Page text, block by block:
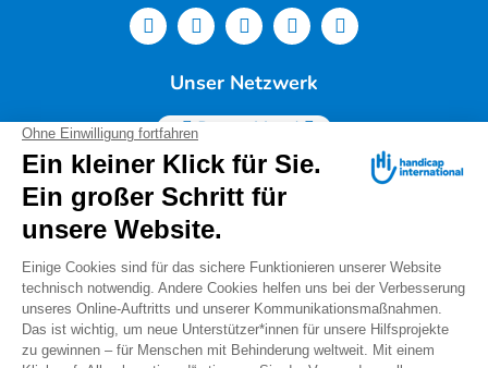
Unser Netzwerk
Deutschland
Handicap International e.V. | Lindwurmstr. 101 | 80337
München |
Tel.: 089/54 76 06 0 |
Spendenservice: Tel.: 089/54 76 06 17 (Mo-Do 9:00 –
14:00 Uhr) Ispenden@deutschland.hi.org
Handicap International e.V. ist beim Finanzamt